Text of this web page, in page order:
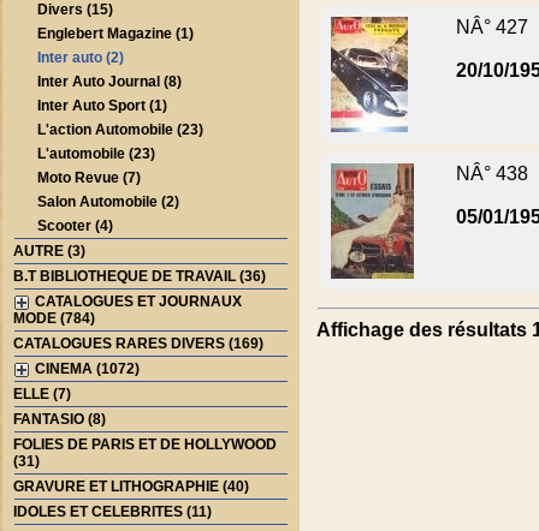
Divers (15)
Englebert Magazine (1)
Inter auto (2)
Inter Auto Journal (8)
Inter Auto Sport (1)
L'action Automobile (23)
L'automobile (23)
Moto Revue (7)
Salon Automobile (2)
Scooter (4)
AUTRE (3)
B.T BIBLIOTHEQUE DE TRAVAIL (36)
CATALOGUES ET JOURNAUX
MODE (784)
CATALOGUES RARES DIVERS (169)
CINEMA (1072)
ELLE (7)
FANTASIO (8)
FOLIES DE PARIS ET DE HOLLYWOOD
(31)
GRAVURE ET LITHOGRAPHIE (40)
IDOLES ET CELEBRITES (11)
NÂ° 427
20/10/
NÂ° 438
05/01/
Affichage des résultats